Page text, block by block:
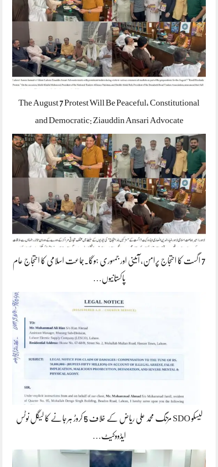
The August 7 Protest Will Be Peaceful, Constitutional
and Democratic: Ziauddin Ansari Advocate
7 اگست کا احتجاج پرامن، آئینی اور جمہوری ہوگا۔جماعت اسلامی کا احتجاج عام
پاکستانیوں…
لیسکو SDO مزنگ محمد علی ریاض کے خلاف 5 کروڑ ہرجانے کا لیگل نوٹس
ایڈووکیٹ…